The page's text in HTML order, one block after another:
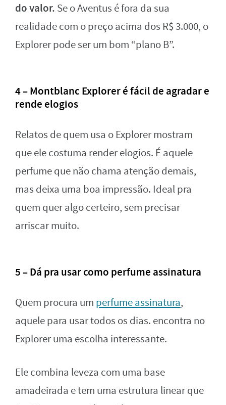
do valor. Se o Aventus é fora da sua
realidade com o preço acima dos R$ 3.000, o
Explorer pode ser um bom “plano B”.
4 – Montblanc Explorer é fácil de agradar e
rende elogios
Relatos de quem usa o Explorer mostram
que ele costuma render elogios. É aquele
perfume que não chama atenção demais,
mas deixa uma boa impressão. Ideal pra
quem quer algo certeiro, sem precisar
arriscar muito.
5 – Dá pra usar como perfume assinatura
Quem procura um perfume assinatura,
aquele para usar todos os dias. encontra no
Explorer uma escolha interessante.
Ele combina leveza com uma base
amadeirada e tem uma estrutura linear que